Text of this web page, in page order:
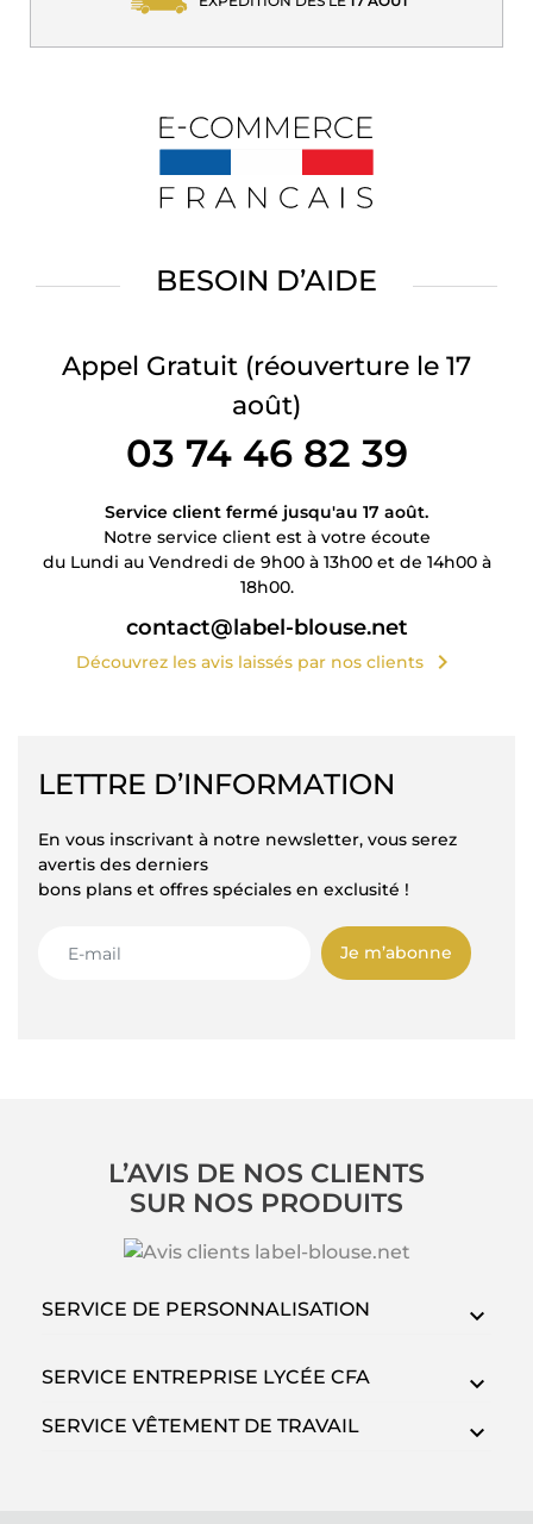
BESOIN D’AIDE
Appel Gratuit (réouverture le 17
août)
03 74 46 82 39
Service client fermé jusqu'au 17 août.
Notre service client est à votre écoute
du Lundi au Vendredi de 9h00 à 13h00 et de 14h00 à
18h00.
contact@label-blouse.net
Découvrez les avis laissés par nos clients chevron_right
LETTRE D’INFORMATION
En vous inscrivant à notre newsletter, vous serez
avertis des derniers
bons plans et offres spéciales en exclusité !
Je m’abonne
L’AVIS DE NOS CLIENTS
SUR NOS PRODUITS
SERVICE DE PERSONNALISATION
SERVICE ENTREPRISE LYCÉE CFA
SERVICE VÊTEMENT DE TRAVAIL